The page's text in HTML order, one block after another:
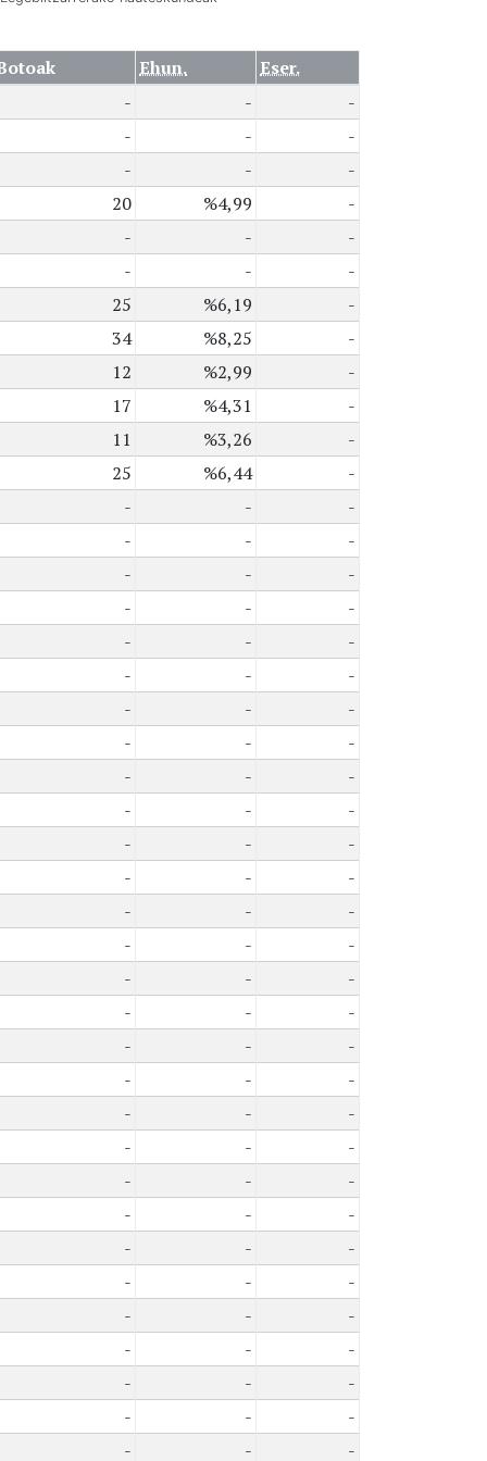
Ehun.
Eser.
- -
-
- -
-
- -
-
20 %4,99
-
- -
-
- -
-
25 %6,19
-
34 %8,25
-
12 %2,99
-
17 %4,31
-
11 %3,26
-
25 %6,44
-
- -
-
- -
-
- -
-
- -
-
- -
-
- -
-
- -
-
- -
-
- -
-
- -
-
- -
-
- -
-
- -
-
- -
-
- -
-
- -
-
- -
-
- -
-
- -
-
- -
-
- -
-
- -
-
- -
-
- -
-
- -
-
- -
-
- -
-
- -
-
- -
-